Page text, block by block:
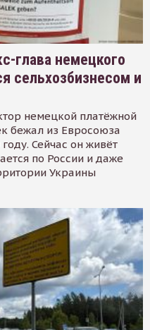
глава немецкого
сельхозбизнесом и
немецкой платёжной
бежал из Евросоюза
Сейчас он живёт
по России и даже
Украины